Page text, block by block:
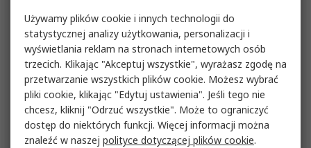
Używamy plików cookie i innych technologii do
statystycznej analizy użytkowania, personalizacji i
wyświetlania reklam na stronach internetowych osób
trzecich. Klikając "Akceptuj wszystkie", wyrażasz zgodę na
przetwarzanie wszystkich plików cookie. Możesz wybrać
pliki cookie, klikając "Edytuj ustawienia". Jeśli tego nie
chcesz, kliknij "Odrzuć wszystkie". Może to ograniczyć
dostęp do niektórych funkcji. Więcej informacji można
znaleźć w naszej polityce dotyczącej plików cookie.